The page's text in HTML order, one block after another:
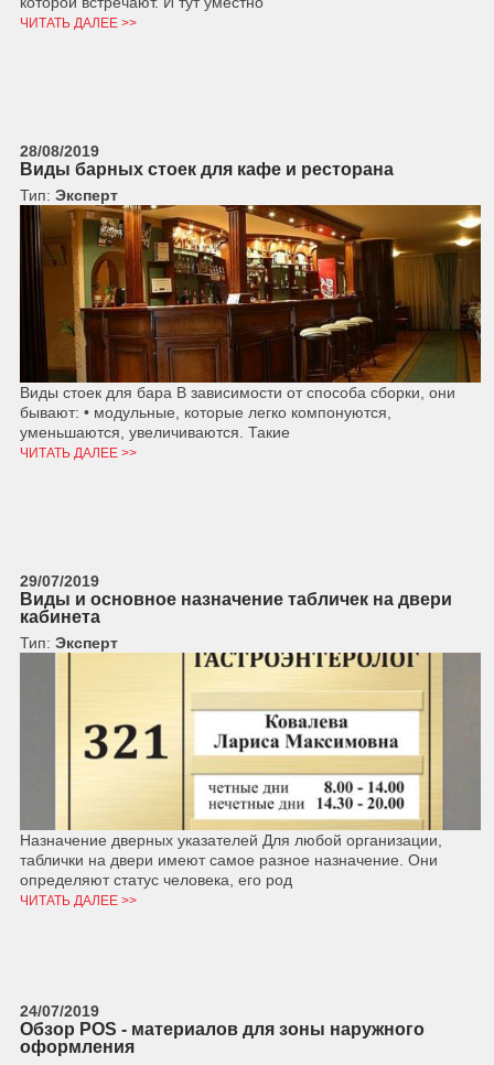
ЧИТАТЬ ДАЛЕЕ >>
28/08/2019
Виды барных стоек для кафе и ресторана
Тип: Эксперт
Виды стоек для бара В зависимости от способа сборки, они
бывают: • модульные, которые легко компонуются,
уменьшаются, увеличиваются. Такие
ЧИТАТЬ ДАЛЕЕ >>
29/07/2019
Виды и основное назначение табличек на двери
кабинета
Тип: Эксперт
Назначение дверных указателей Для любой организации,
таблички на двери имеют самое разное назначение. Они
определяют статус человека, его род
ЧИТАТЬ ДАЛЕЕ >>
24/07/2019
Обзор POS - материалов для зоны наружного
оформления